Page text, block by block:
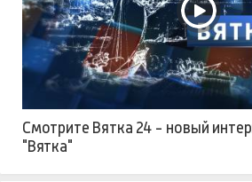
Смотрите Вятка 24 - новый
"Вятка"